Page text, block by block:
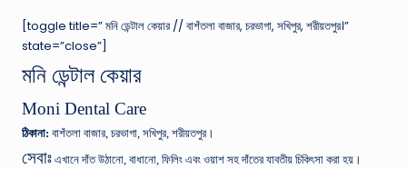
[toggle title=” মনি ডেন্টাল কেয়ার // বাশঁতলা বাজার, চরভাগা, সখিপুর, শরীয়তপুর।”
state=”close”]
মনি ডেন্টাল কেয়ার
Moni Dental Care
ঠিকানা: বাশঁতলা বাজার, চরভাগা, সখিপুর, শরীয়তপুর।
সেবাঃ এখানে দাঁত উঠানো, বাধানো, ফিলিং এবং ওয়াশ সহ দাঁতের যাবতীয় চিকিৎসা করা হয়।